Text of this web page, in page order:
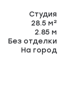
Студия
28.5 м²
2.85 м
Без отделки
На город